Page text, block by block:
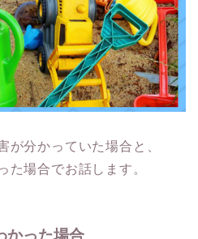
が分かっていた場合と、
た場合でお話します。
かった場合